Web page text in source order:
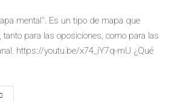
mental". Es un tipo de mapa que
tanto para las oposiciones, como para las
https://youtu.be/x74_iY7q-mU ¿Qué